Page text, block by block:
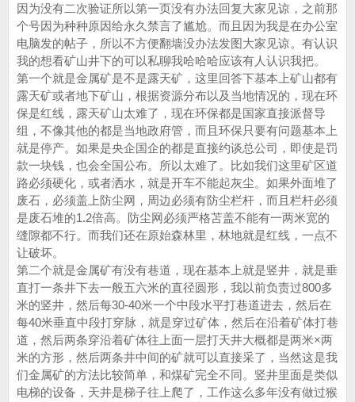
因为没有二次验证所以第一页没有办法回复大家见谅，之前那
个号因为种种原因给永久禁言了尴尬。而且因为我是在办公室
电脑发的帖子，所以不方便翻墙没办法发图大家见谅。有认识
我的想看矿山井下的可以私聊我哈哈哈应该有人认识我把。
第一个就是金属矿是不是露天矿，这里回答下基本上矿山都有
露天矿或者地下矿山，根据资源分布以及当地情况的，现在环
保是红线，露天矿山太难了，现在环保都是国家直接派督导
组，不像其他的都是当地政府管，而且环保只要有问题基本上
就是停产。如果是央企国企的都是直接约谈总公司，即使是罚
款一块钱，也会全国公布。所以太难了。比如我们这里矿区道
路必须硬化，或者洒水，就是开车不能起灰尘。如果外面堆了
废石，必须盖上防尘网，周边必须有防尘栏杆，而且栏杆必须
是废石堆的1.2倍高。防尘网必须严格苫盖不能有一两米宽的
缝隙都不行。而我们还在原始森林里，林地就是红线，一点不
让破坏。
第二个就是金属矿有没有巷道，现在基本上就是竖井，就是垂
直打一条井下去一般五六米的直径圆形，我以前负责过800多
米的竖井，然后每30-40米一个中段水平打巷道进去，然后在
每40米垂直中段打穿脉，就是穿过矿体，然后在沿着矿体打巷
道，然后两条穿沿着矿体往上面一层打天井大概都是两米×两
米的方形，然后两条井中间的矿就可以直接采了，当然这是我
们金属矿的方法比较简单，和煤矿完全不同。竖井里面是类似
电梯的设备，天井是梯子往上爬了，工作这么多年没有做过猴